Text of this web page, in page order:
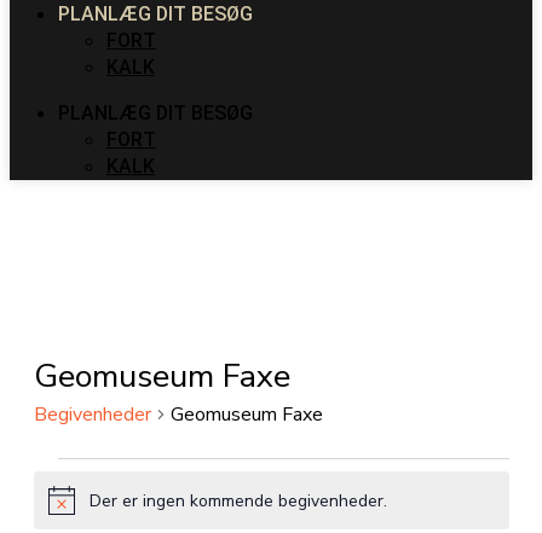
PLANLÆG DIT BESØG
FORT
KALK
PLANLÆG DIT BESØG
FORT
KALK
Geomuseum Faxe
Begivenheder Geomuseum Faxe
Begivenheder
NoticeDer er ingen kommende begivenheder.